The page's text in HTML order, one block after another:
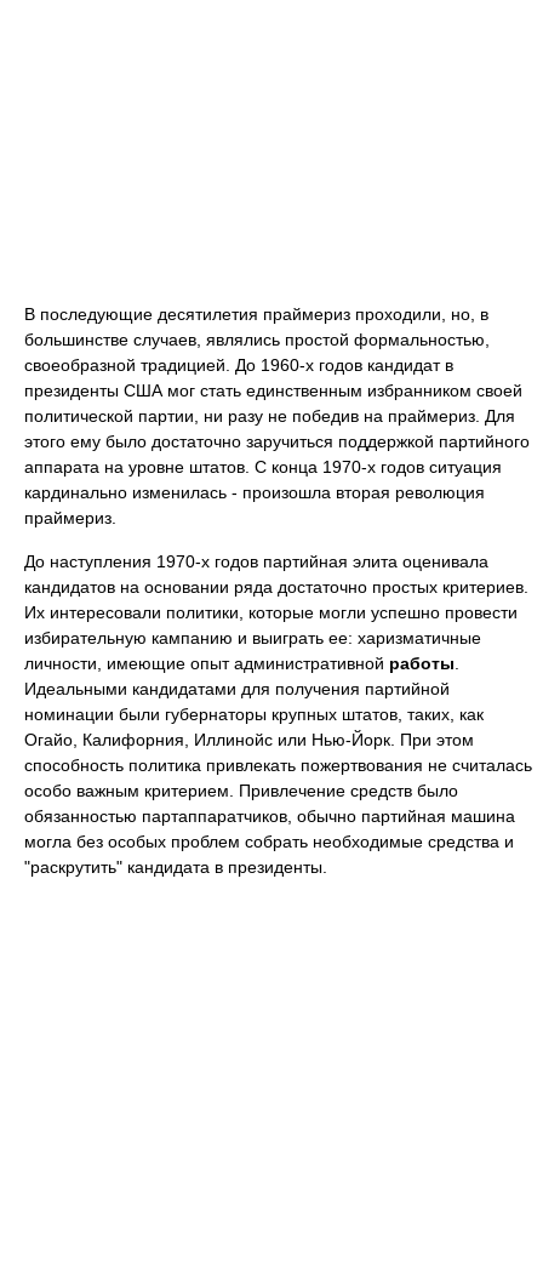
В последующие десятилетия праймериз проходили, но, в
большинстве случаев, являлись простой формальностью,
своеобразной традицией. До 1960-х годов кандидат в
президенты США мог стать единственным избранником своей
политической партии, ни разу не победив на праймериз. Для
этого ему было достаточно заручиться поддержкой партийного
аппарата на уровне штатов. С конца 1970-х годов ситуация
кардинально изменилась - произошла вторая революция
праймериз.
До наступления 1970-х годов партийная элита оценивала
кандидатов на основании ряда достаточно простых критериев.
Их интересовали политики, которые могли успешно провести
избирательную кампанию и выиграть ее: харизматичные
личности, имеющие опыт административной работы
Идеальными кандидатами для получения партийной
номинации были губернаторы крупных штатов, таких, как
Огайо, Калифорния, Иллинойс или Нью-Йорк. При этом
способность политика привлекать пожертвования не считалась
особо важным критерием. Привлечение средств было
обязанностью партаппаратчиков, обычно партийная машина
могла без особых проблем собрать необходимые средства и
"раскрутить" кандидата в президенты.